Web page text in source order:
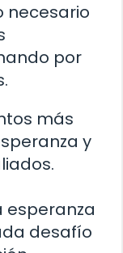
necesario
por
más
y
esperanza
desafío